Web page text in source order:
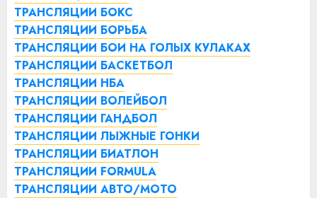
ТРАНСЛЯЦИИ БОКС
ТРАНСЛЯЦИИ БОРЬБА
ТРАНСЛЯЦИИ БОИ НА ГОЛЫХ КУЛАКАХ
ТРАНСЛЯЦИИ БАСКЕТБОЛ
ТРАНСЛЯЦИИ НБА
ТРАНСЛЯЦИИ ВОЛЕЙБОЛ
ТРАНСЛЯЦИИ ГАНДБОЛ
ТРАНСЛЯЦИИ ЛЫЖНЫЕ ГОНКИ
ТРАНСЛЯЦИИ БИАТЛОН
ТРАНСЛЯЦИИ FORMULA
ТРАНСЛЯЦИИ АВТО/МОТО